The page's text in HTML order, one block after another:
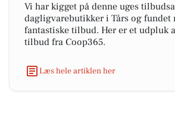
Vi har kigget på denne uges
dagligvarebutikker i Tårs og fundet
fantastiske tilbud. Her er et udpluk
tilbud fra Coop365.
Læs hele artiklen her